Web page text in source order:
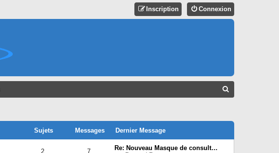
Connexion
Inscription
E
Sujets Messages Dernier Message
2 7
Re: Nouveau Masque de consult…